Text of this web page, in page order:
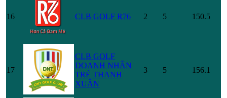
16 CLB GOLF R76 2 5 150.5
17
CLB GOLF
DOANH NHÂN
TRẺ THANH
XUÂN
3 5 156.1